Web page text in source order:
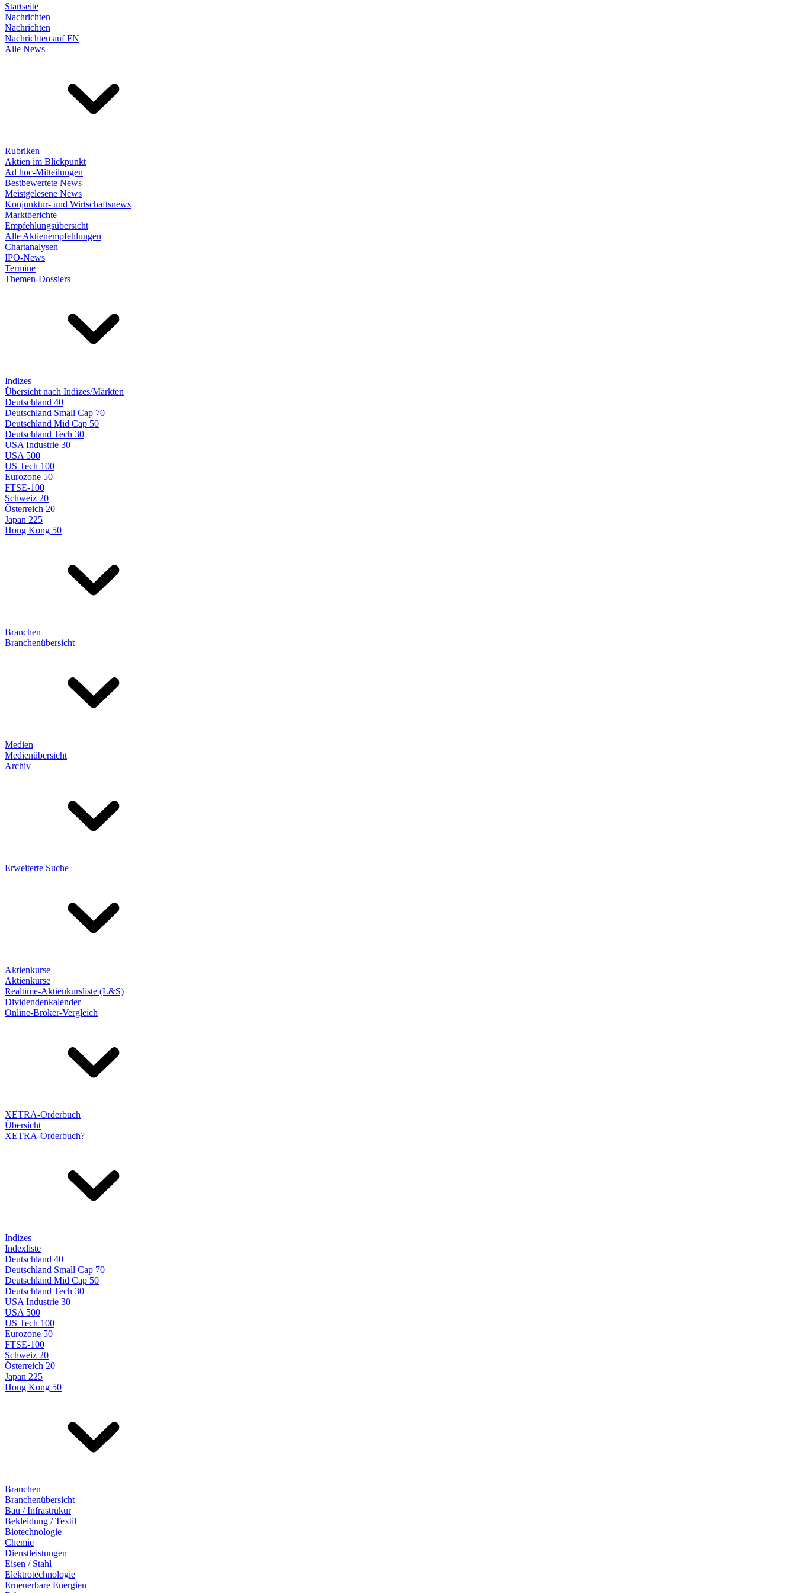
Startseite
Nachrichten
Nachrichten
Nachrichten auf FN
Alle News
Rubriken
Aktien im Blickpunkt
Ad hoc-Mitteilungen
Bestbewertete News
Meistgelesene News
Konjunktur- und Wirtschaftsnews
Marktberichte
Empfehlungsübersicht
Alle Aktienempfehlungen
Chartanalysen
IPO-News
Termine
Themen-Dossiers
Indizes
Übersicht nach Indizes/Märkten
Deutschland 40
Deutschland Small Cap 70
Deutschland Mid Cap 50
Deutschland Tech 30
USA Industrie 30
USA 500
US Tech 100
Eurozone 50
FTSE-100
Schweiz 20
Österreich 20
Japan 225
Hong Kong 50
Branchen
Branchenübersicht
Medien
Medienübersicht
Archiv
Erweiterte Suche
Aktienkurse
Aktienkurse
Realtime-Aktienkursliste (L&S)
Dividendenkalender
Online-Broker-Vergleich
XETRA-Orderbuch
Übersicht
XETRA-Orderbuch?
Indizes
Indexliste
Deutschland 40
Deutschland Small Cap 70
Deutschland Mid Cap 50
Deutschland Tech 30
USA Industrie 30
USA 500
US Tech 100
Eurozone 50
FTSE-100
Schweiz 20
Österreich 20
Japan 225
Hong Kong 50
Branchen
Branchenübersicht
Bau / Infrastrukur
Bekleidung / Textil
Biotechnologie
Chemie
Dienstleistungen
Eisen / Stahl
Elektrotechnologie
Erneuerbare Energien